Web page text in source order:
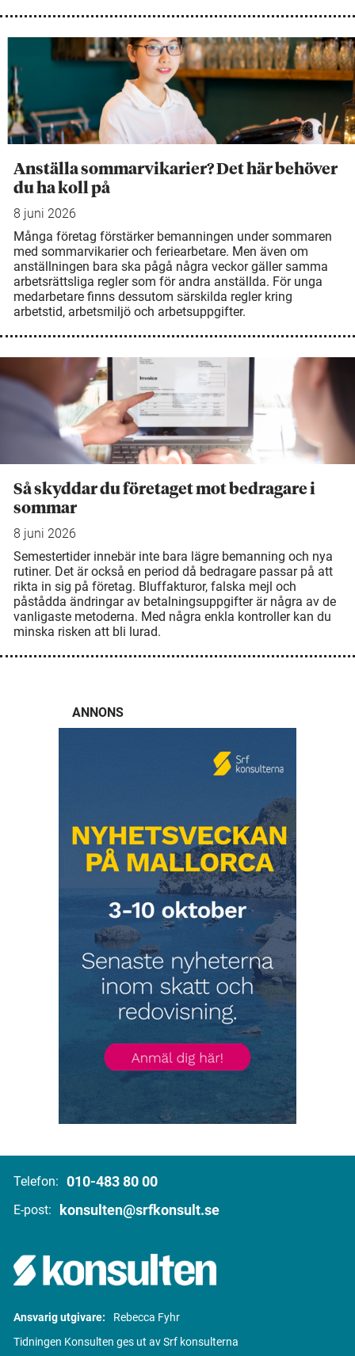
Anställa sommarvikarier? Det här behöver
du ha koll på
8 juni 2026
Många företag förstärker bemanningen under sommaren
med sommarvikarier och feriearbetare. Men även om
anställningen bara ska pågå några veckor gäller samma
arbetsrättsliga regler som för andra anställda. För unga
medarbetare finns dessutom särskilda regler kring
arbetstid, arbetsmiljö och arbetsuppgifter.
Så skyddar du företaget mot bedragare i
sommar
8 juni 2026
Semestertider innebär inte bara lägre bemanning och nya
rutiner. Det är också en period då bedragare passar på att
rikta in sig på företag. Bluffakturor, falska mejl och
påstådda ändringar av betalningsuppgifter är några av de
vanligaste metoderna. Med några enkla kontroller kan du
minska risken att bli lurad.
ANNONS
Telefon: 010-483 80 00
E-post: konsulten@srfkonsult.se
Ansvarig utgivare:
Rebecca Fyhr
Tidningen Konsulten ges ut av Srf konsulterna